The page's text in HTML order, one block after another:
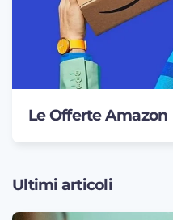
Le Offerte Amazon
Ultimi articoli